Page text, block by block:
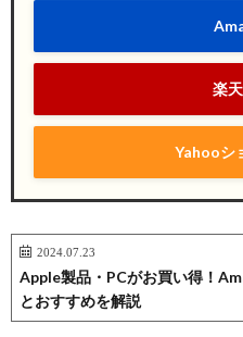
楽
Yahooシ
2024.07.23
Apple製品・PCがお買い得！
とおすすめを解説